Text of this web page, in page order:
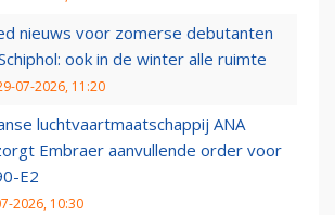
nieuws voor zomerse debutanten
ook in de winter alle ruimte
07-2026, 11:20
luchtvaartmaatschappij ANA
Embraer aanvullende order voor
E2
2026, 10:30